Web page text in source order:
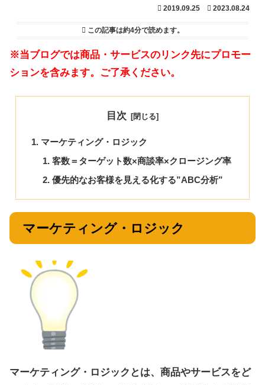
2019.09.25 2023.08.24
この記事は約4分で読めます。
※当ブログでは商品・サービスのリンク先にプロモー
ションを含みます。ご了承ください。
目次
マーケティング・ロジック
客数＝ターゲット数×商談率×クロージング率
優先的なお客様を見える化する”ABC分析”
マーケティング・ロジック
マーケティング・ロジックとは、商品やサービスをど